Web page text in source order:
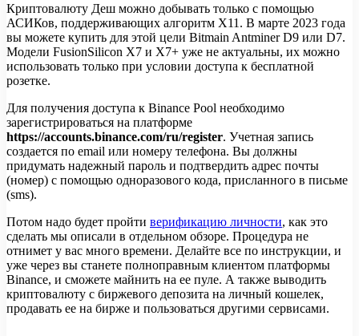
Криптовалюту Деш можно добывать только с помощью
АСИКов, поддерживающих алгоритм X11. В марте 2023 года
вы можете купить для этой цели Bitmain Antminer D9 или D7.
Модели FusionSilicon X7 и X7+ уже не актуальны, их можно
использовать только при условии доступа к бесплатной
розетке.
Для получения доступа к Binance Pool необходимо
зарегистрироваться на платформе
https://accounts.binance.com/ru/register. Учетная запись
создается по email или номеру телефона. Вы должны
придумать надежный пароль и подтвердить адрес почты
(номер) с помощью одноразового кода, присланного в письме
(sms).
Потом надо будет пройти верификацию личности, как это
сделать мы описали в отдельном обзоре. Процедура не
отнимет у вас много времени. Делайте все по инструкции, и
уже через вы станете полноправным клиентом платформы
Binance, и сможете майнить на ее пуле. А также выводить
криптовалюту с биржевого депозита на личный кошелек,
продавать ее на бирже и пользоваться другими сервисами.